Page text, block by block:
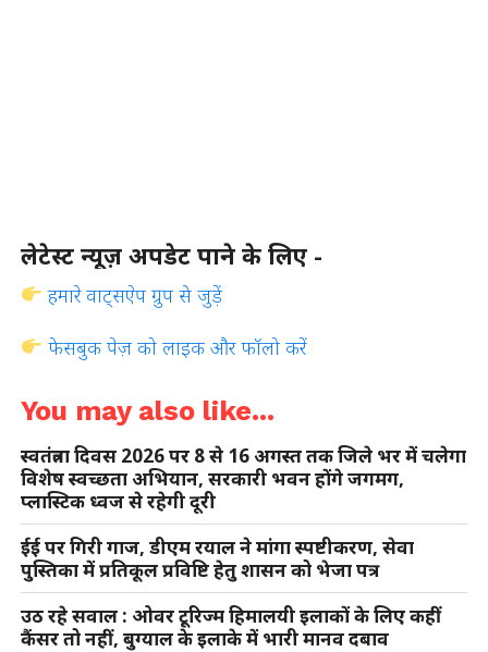
लेटेस्ट न्यूज़ अपडेट पाने के लिए -
हमारे वाट्सऐप ग्रुप से जुड़ें
फेसबुक पेज़ को लाइक और फॉलो करें
You may also like...
स्वतंत्रता दिवस 2026 पर 8 से 16 अगस्त तक जिले भर में चलेगा
विशेष स्वच्छता अभियान, सरकारी भवन होंगे जगमग,
प्लास्टिक ध्वज से रहेगी दूरी
ईई पर गिरी गाज, डीएम रयाल ने मांगा स्पष्टीकरण, सेवा
पुस्तिका में प्रतिकूल प्रविष्टि हेतु शासन को भेजा पत्र
उठ रहे सवाल : ओवर टूरिज्म हिमालयी इलाकों के लिए कहीं
कैंसर तो नहीं, बुग्याल के इलाके में भारी मानव दबाव